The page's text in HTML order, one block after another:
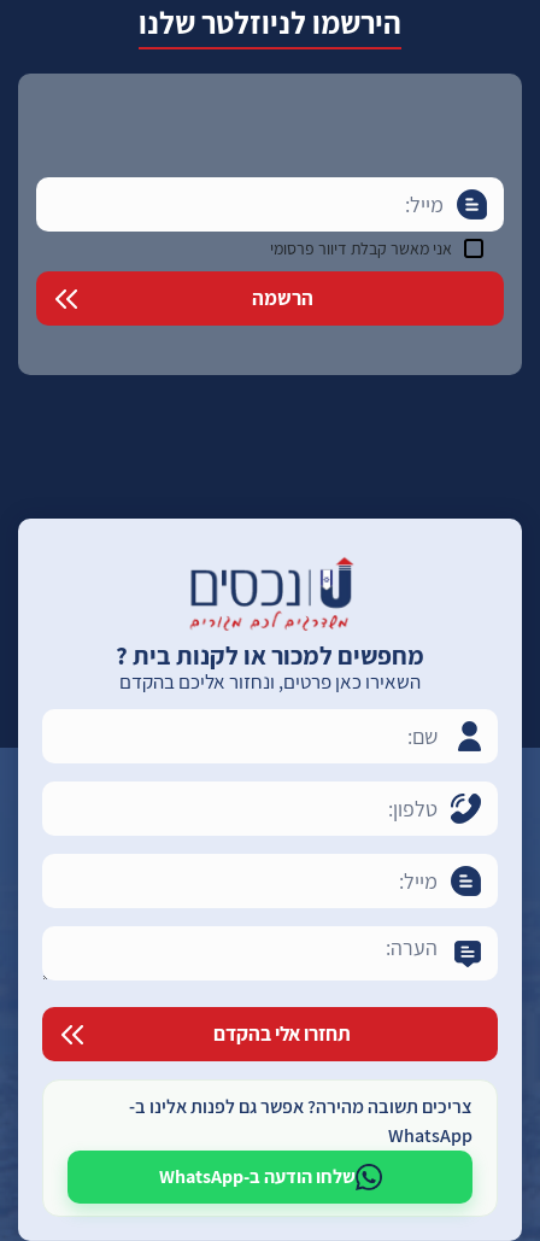
הירשמו לניוזלטר שלנו
אני מאשר קבלת דיוור פרסומי
מחפשים למכור או לקנות בית ?
השאירו כאן פרטים, ונחזור אליכם בהקדם
צריכים תשובה מהירה? אפשר גם לפנות אלינו ב-
WhatsApp
שלחו הודעה ב-WhatsApp